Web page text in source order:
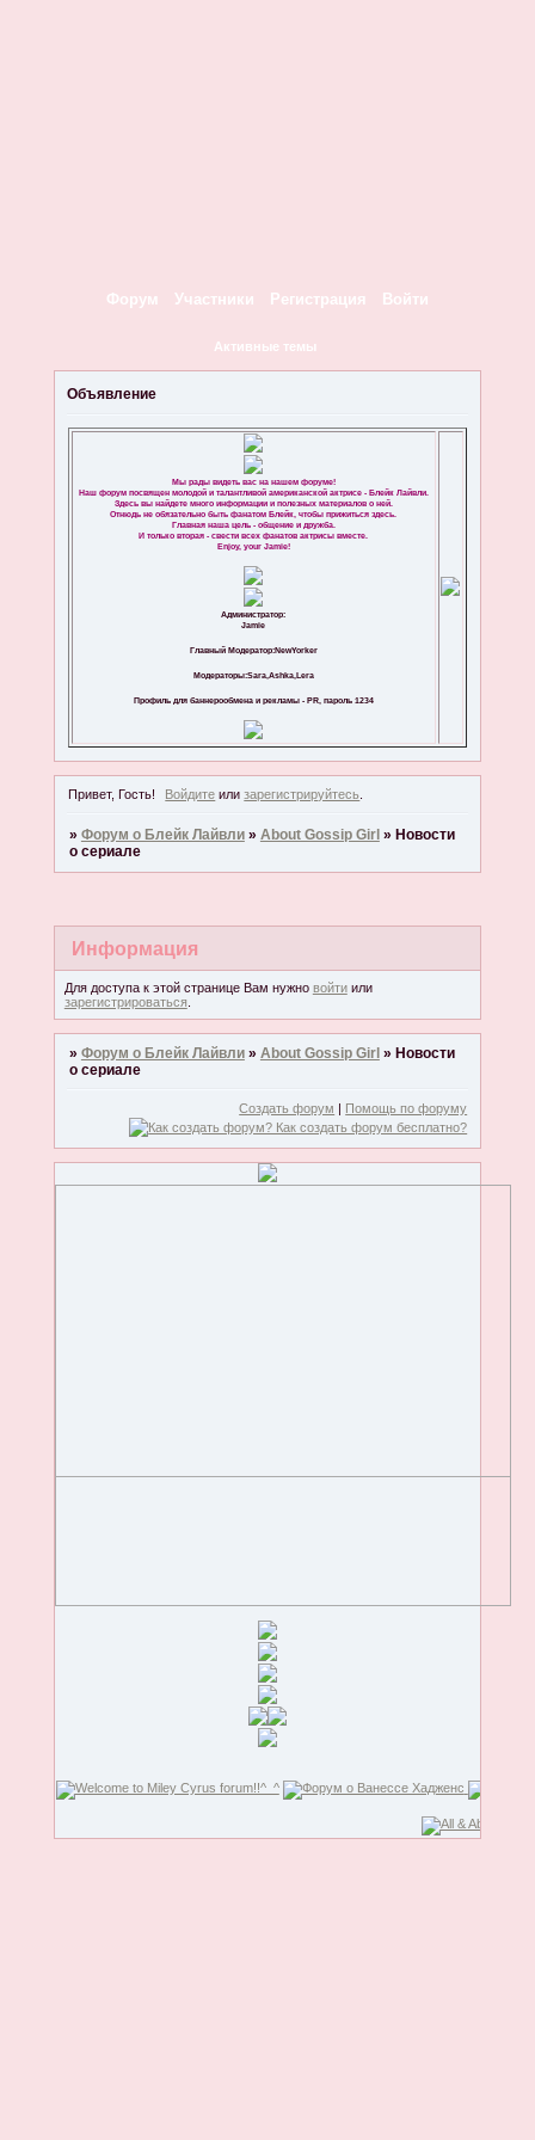
Форум Участники Регистрация Войти
Активные темы
Объявление
Мы рады видеть вас на нашем форуме!
Наш форум посвящен молодой и талантливой американской актрисе - Блейк Лайвли.
Здесь вы найдете много информации и полезных материалов о ней.
Отнюдь не обязательно быть фанатом Блейк, чтобы прижиться здесь.
Главная наша цель - общение и дружба.
И только вторая - свести всех фанатов актрисы вместе.
Enjoy, your Jamie!
Администратор:
Jamie
Главный Модератор:NewYorker
Модераторы:Sara,Ashka,Lera
Профиль для баннерообмена и рекламы - PR, пароль 1234
Привет, Гость! Войдите илизарегистрируйтесь
» Форум о Блейк Лайвли » About Gossip Girl » Новости
о сериале
Информация
Для доступа к этой странице Вам нужно войтиили
зарегистрироваться.
» Форум о Блейк Лайвли » About Gossip Girl » Новости
о сериале
Создать форум | Помощь по форуму